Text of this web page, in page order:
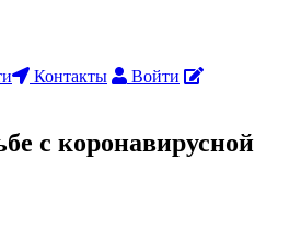
Контакты
Войти
с коронавирусной